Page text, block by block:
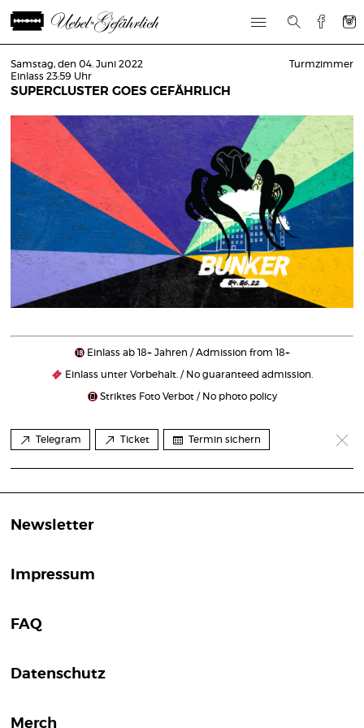
Samstag, den 04. Juni 2022
Einlass 23:59 Uhr
SUPERCLUSTER GOES GEFÄHRLICH
Turmzimmer
Einlass ab 18+ Jahren / Admission from 18+
Einlass unter Vorbehalt. / No guaranteed admission.
Striktes Foto Verbot / No photo policy
Telegram Ticket Termin sichern
Newsletter
Impressum
FAQ
Datenschutz
Merch